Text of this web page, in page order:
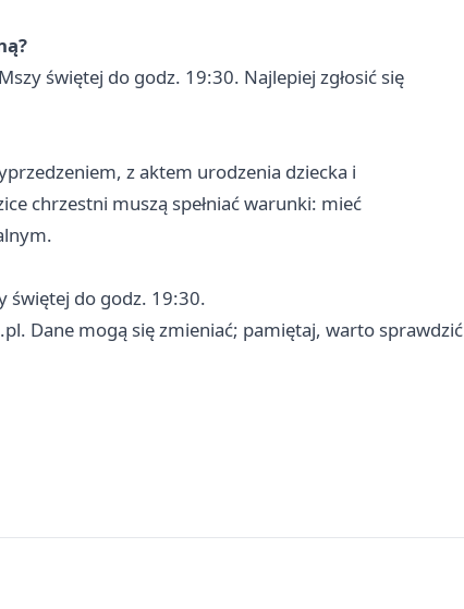
świętej do godz. 19:30. Najlepiej zgłosić się
z aktem urodzenia dziecka i
chrzestni muszą spełniać warunki: mieć
świętej do godz. 19:30.
Dane mogą się zmieniać; pamiętaj, warto sprawdzić